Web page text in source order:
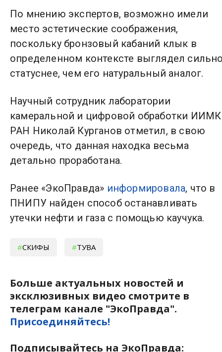
По мнению экспертов, возможно имели
место эстетические соображения,
поскольку бронзовый кабаний клык в
определенном контексте выглядел
статуснее, чем его натуральный аналог.
Научный сотрудник лаборатории
камеральной и цифровой обработки ИИМК
РАН Николай Курганов отметил, в свою
очередь, что данная находка весьма
детально проработана.
Ранее «ЭкоПравда» информировала, что в
ПНИПУ найден способ останавливать
утечки нефти и газа с помощью каучука.
СКИФЫ ТУВА
Больше актуальных новостей и
эксклюзивных видео смотрите в
телеграм канале "ЭкоПравда".
Присоединяйтесь!
Подписывайтесь на ЭкоПравда: